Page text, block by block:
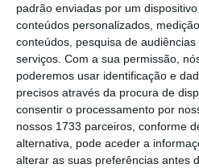
padrão enviadas por um
conteúdos personalizados,
conteúdos, pesquisa de
serviços. Com a sua permissão,
poderemos usar identificação e
precisos através da procura de
consentir o processamento por
nossos 1733 parceiros, conforme
alternativa, pode aceder a
alterar as suas preferências antes
permanente com
mesmos dados
seis e a três meses
22,9%,
Euribor a 12 meses
em abril para
0,103 pontos.